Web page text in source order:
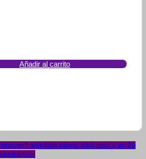
Añadir al carrito
solicítalo dando click aquí y en 24